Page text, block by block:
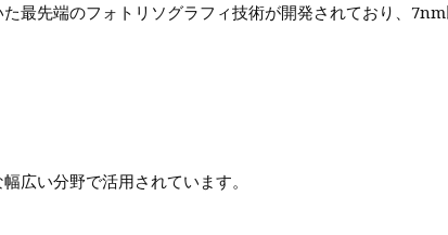
最先端のフォトリソグラフィ技術が開発されており、
広い分野で活用されています。